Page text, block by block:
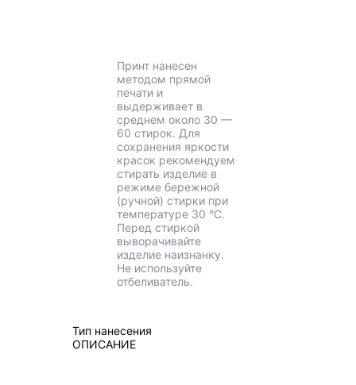
Принт нанесен
методом прямой
печати и
выдерживает в
среднем около 30 —
60 стирок. Для
сохранения яркости
красок рекомендуем
стирать изделие в
режиме бережной
(ручной) стирки при
температуре 30 °C.
Перед стиркой
выворачивайте
изделие наизнанку.
Не используйте
отбеливатель.
Тип нанесения
ОПИСАНИЕ